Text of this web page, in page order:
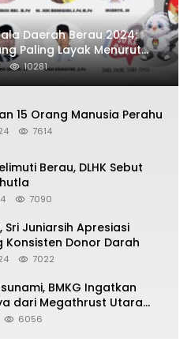
Daerah Berau 2024:
Paling Layak Menurut
10281
15 Orang Manusia Perahu
7614
Berau, DLHK Sebut
7090
Sri Juniarsih Apresiasi
Konsisten Donor Darah
7022
BMKG Ingatkan
dari Megathrust Utara
6056